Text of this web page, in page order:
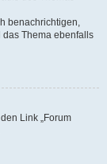
benachrichtigen,
das Thema ebenfalls
Link „Forum